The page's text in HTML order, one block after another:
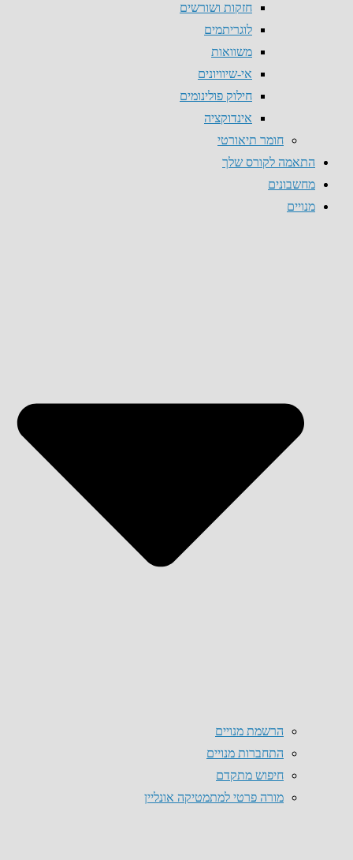
חזקות ושורשים
לוגריתמים
משוואות
אי-שיוויונים
חילוק פולינומים
אינדוקציה
חומר תיאורטי
התאמה לקורס שלך
מחשבונים
מנויים
הרשמת מנויים
התחברות מנויים
חיפוש מתקדם
מורה פרטי למתמטיקה אונליין